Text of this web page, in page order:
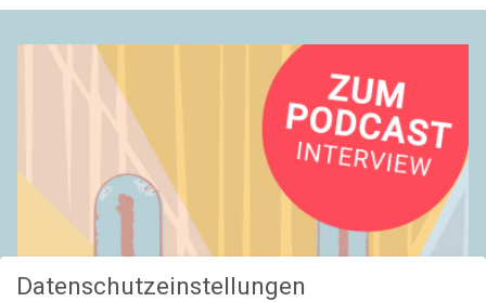
Datenschutzeinstellungen